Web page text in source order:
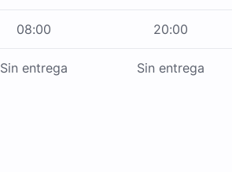
08:00 20:00
Sin entrega Sin entrega